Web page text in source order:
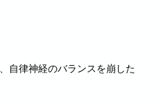
自律神経のバランスを崩した